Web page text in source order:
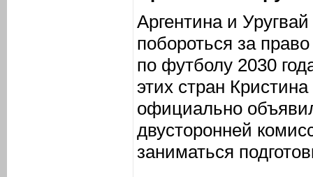
Аргентина и
побороться за
по футболу 2030
этих стран
официально
двусторонней
заниматься